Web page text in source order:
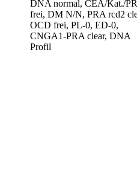
DNA normal, CEA/Kat./
frei, DM N/N, PRA rcd2
OCD frei, PL-0, ED-0,
CNGA1-PRA clear, DNA
Profil